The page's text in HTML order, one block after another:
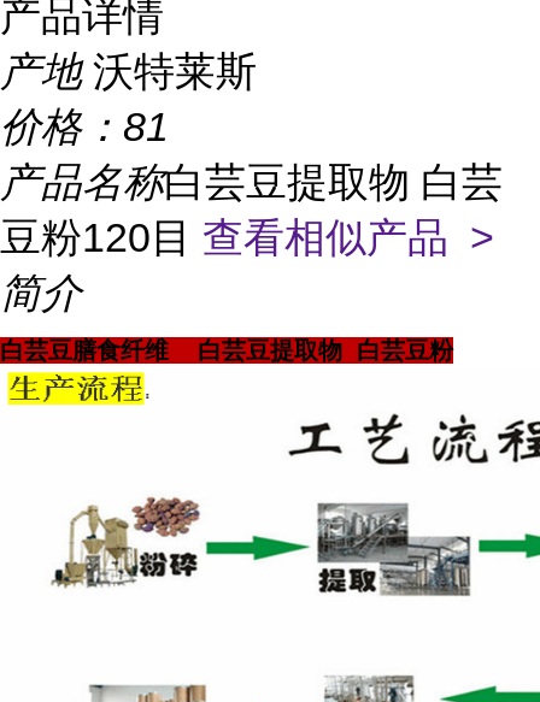
产品详情
产地 沃特莱斯
价格： 81
产品名称白芸豆提取物 白芸
豆粉120目 查看相似产品 >
简介
白芸豆膳食纤维 白芸豆提取物 白芸豆粉